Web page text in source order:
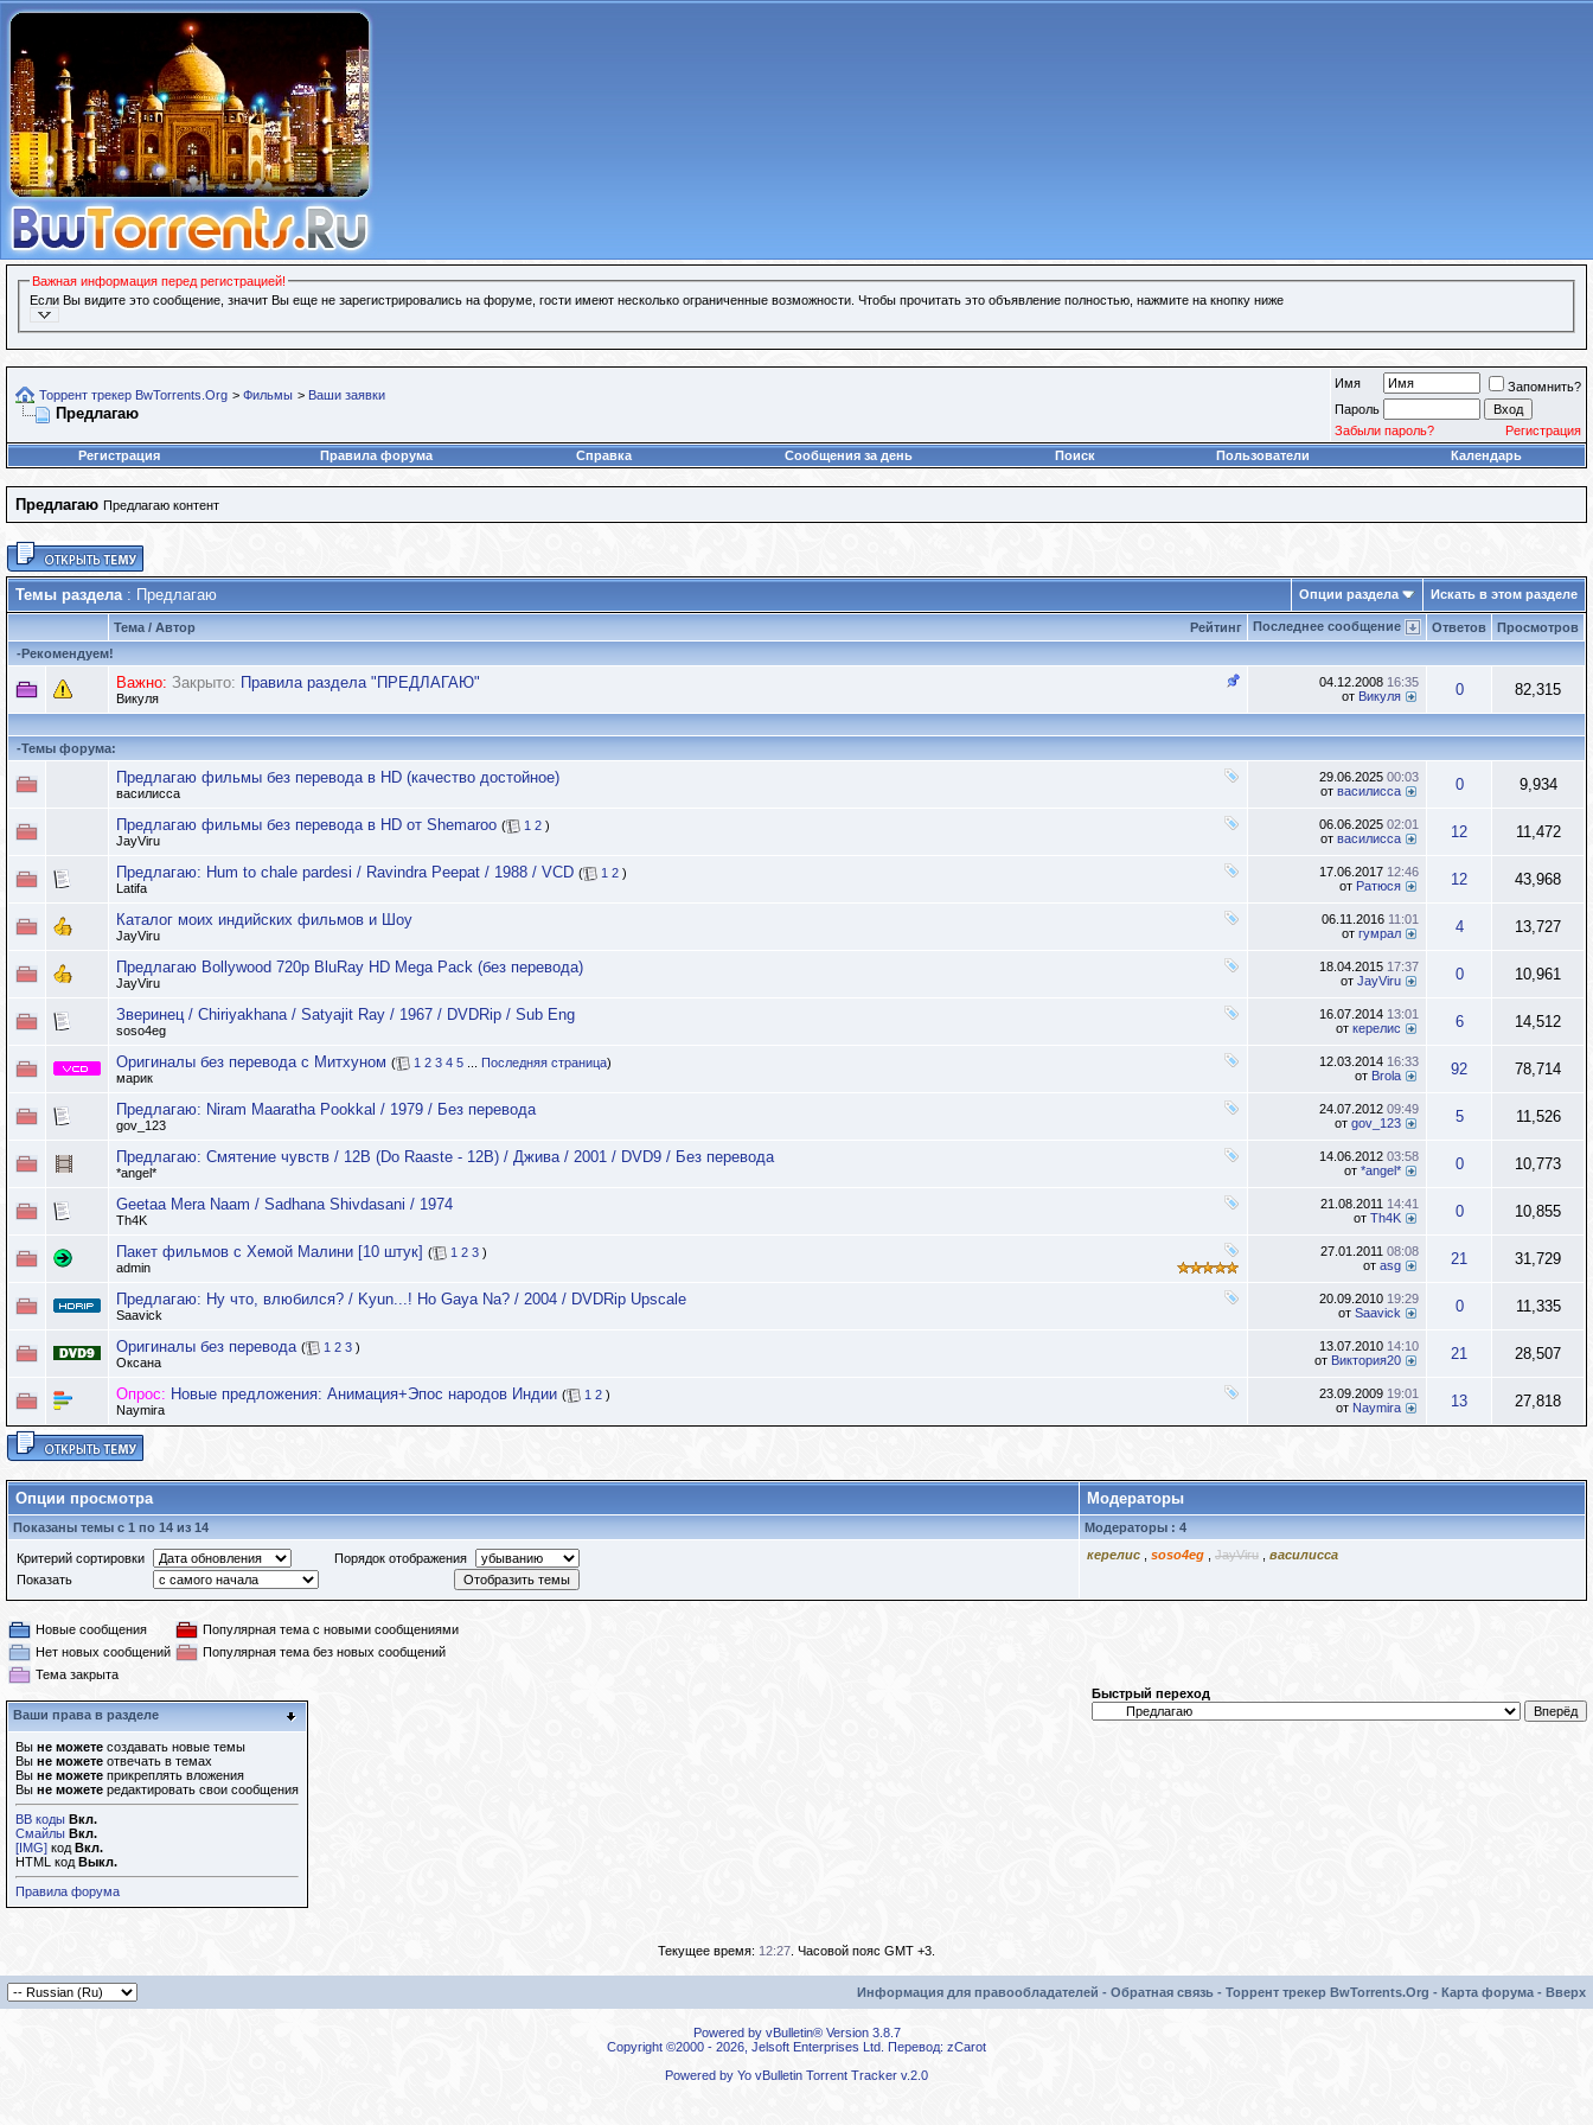
Важная информация перед регистрацией!
Если Вы видите это сообщение, значит Вы еще не зарегистрировались на форуме, гости имеют несколько ограниченные возможности. Чтобы прочитать это объявление полностью, нажмите на кнопку ниже
Торрент трекер BwTorrents.Org > Фильмы > Ваши заявки
Предлагаю
Имя
Запомнить?
Пароль
Забыли пароль?
Регистрация
Регистрация
Правила форума Справка Сообщения за день Поиск Пользователи Календарь
Предлагаю Предлагаю контент
Темы раздела: Предлагаю Опции раздела Искать в этом разделе
Рейтинг
Тема / Автор Последнее сообщение Ответов
Просмотров
-Рекомендуем!
Важно: Закрыто: Правила раздела "ПРЕДЛАГАЮ"
Викуля
04.12.2008 16:35
от Викуля 0 82,315
-Темы форума:
Предлагаю фильмы без перевода в HD (качество достойное)
василисса
29.06.2025 00:03
от василисса 0 9,934
Предлагаю фильмы без перевода в HD от Shemaroo ( 1 2 )
JayViru
06.06.2025 02:01
от василисса 12 11,472
Предлагаю: Hum to chale pardesi / Ravindra Peepat / 1988 / VCD ( 1 2 )
Latifa
17.06.2017 12:46
от Ратюся 12 43,968
Каталог моих индийских фильмов и Шоу
JayViru
06.11.2016 11:01
от гумрал 4 13,727
Предлагаю Bollywood 720p BluRay HD Mega Pack (без перевода)
JayViru
18.04.2015 17:37
от JayViru 0 10,961
Зверинец / Chiriyakhana / Satyajit Ray / 1967 / DVDRip / Sub Eng
soso4eg
16.07.2014 13:01
от керелис 6 14,512
Оригиналы без перевода с Митхуном ( 1 2 3 4 5 Последняя страница)
марик
12.03.2014 16:33
от Brola 92 78,714
Предлагаю: Niram Maaratha Pookkal / 1979 / Без перевода
gov_123
24.07.2012 09:49
от gov_123 5 11,526
Предлагаю: Смятение чувств / 12B (Do Raaste - 12B) / Джива / 2001 / DVD9 / Без перевода
*angel*
14.06.2012 03:58
от *angel* 0 10,773
Geetaa Mera Naam / Sadhana Shivdasani / 1974
Th4K
21.08.2011 14:41
от Th4K 0 10,855
Пакет фильмов с Хемой Малини [10 штук] ( 1 2 3 )
admin
27.01.2011 08:08
от asg 21 31,729
Предлагаю: Ну что, влюбился? / Kyun...! Ho Gaya Na? / 2004 / DVDRip Upscale
Saavick
20.09.2010 19:29
от Saavick 0 11,335
Оригиналы без перевода ( 1 2 3 )
Оксана
13.07.2010 14:10
от Виктория20 21 28,507
Опрос: Новые предложения: Анимация+Эпос народов Индии ( 1 2 )
Naymira
23.09.2009 19:01
от Naymira 13 27,818
Опции просмотра Модераторы
Показаны темы с 1 по 14 из 14 Модераторы : 4
Критерий сортировки
Порядок отображения
Показать
керелис soso4eg JayViru василисса
Новые сообщения
Популярная тема с новыми сообщениями
Нет новых сообщений
Популярная тема без новых сообщений
Тема закрыта
Ваши права в разделе
Вы не можете создавать новые темы
Вы не можете отвечать в темах
Вы не можете прикреплять вложения
Вы не можете редактировать свои сообщения
BB коды Вкл.
Смайлы Вкл.
[IMG] код Вкл.
HTML код Выкл.
Правила форума
Быстрый переход
Текущее время: 12:27 . Часовой пояс GMT +3.
Информация для правообладателей - Обратная связь - Торрент трекер BwTorrents.Org - Карта форума - Вверх
Powered by vBulletin® Version 3.8.7
Copyright ©2000 - 2026, Jelsoft Enterprises Ltd. Перевод: zCarot
Powered by Yo vBulletin Torrent Tracker v.2.0